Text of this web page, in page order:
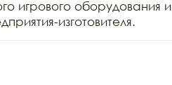
игрового оборудования и
изготовителя.